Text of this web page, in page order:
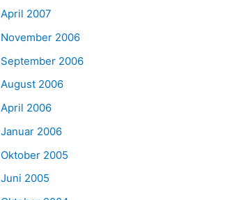
April 2007
November 2006
September 2006
August 2006
April 2006
Januar 2006
Oktober 2005
Juni 2005